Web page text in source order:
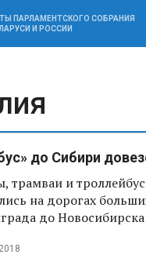
ПАРЛАМЕНТСКОГО СОБРАНИЯ
И РОССИИ
до Сибири
трамваи и
на дорогах
до Новосибирска